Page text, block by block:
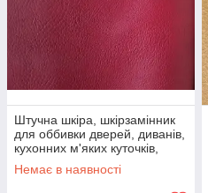
Штучна шкіра, шкірзамінник
для оббивки дверей, диванів,
кухонних м'яких куточків,
табуреток та ін меблів
Немає в наявності